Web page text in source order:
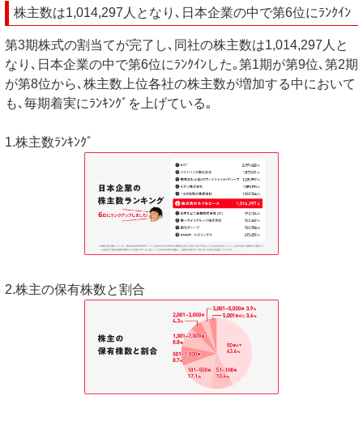
株主数は1,014,297人となり､日本企業の中で第6位にﾗﾝｸｲﾝ
第3期株式の割当てが完了し､同社の株主数は1,014,297人と
なり､日本企業の中で第6位にﾗﾝｸｲﾝした｡第1期が第9位､第2期
が第8位から､株主数上位各社の株主数が増加する中において
も､毎期着実にﾗﾝｷﾝｸﾞを上げている｡
1.株主数ﾗﾝｷﾝｸﾞ
2.株主の保有株数と割合